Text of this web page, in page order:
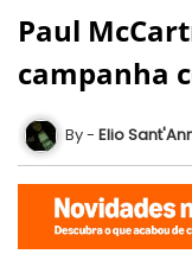
Paul
campanha
Elio